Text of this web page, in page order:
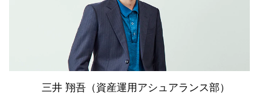
三井 翔吾（資産運用アシュアランス部）